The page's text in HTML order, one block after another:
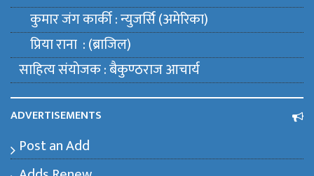
कुमार जंग कार्की : न्युजर्सि (अमेरिका)
प्रिया राना : (ब्राजिल)
साहित्य संयाेजक : बैकुण्ठराज आचार्य
ADVERTISEMENTS
Post an Add